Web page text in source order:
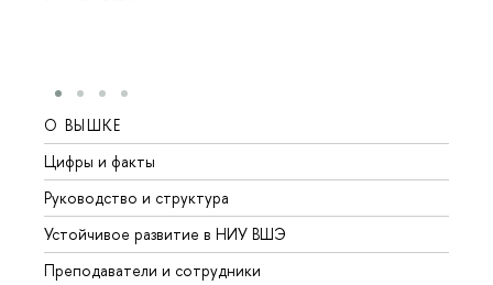
О ВЫШКЕ
Цифры и факты
Руководство и структура
Устойчивое развитие в НИУ ВШЭ
Преподаватели и сотрудники